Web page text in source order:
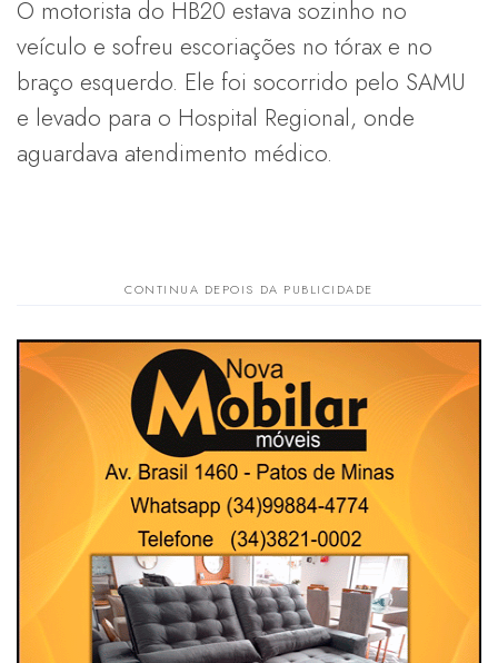
O motorista do HB20 estava sozinho no
veículo e sofreu escoriações no tórax e no
braço esquerdo. Ele foi socorrido pelo SAMU
e levado para o Hospital Regional, onde
aguardava atendimento médico.